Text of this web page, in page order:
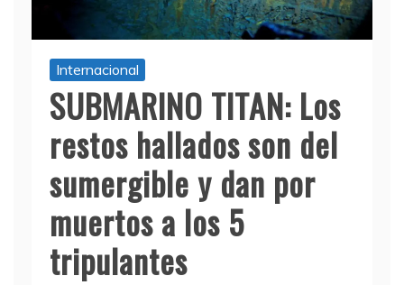
Internacional
SUBMARINO TITAN: Los
restos hallados son del
sumergible y dan por
muertos a los 5
tripulantes